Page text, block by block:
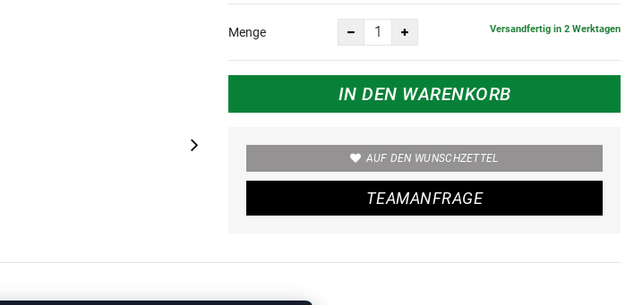
Menge Versandfertig in 2 Werktagen
IN DEN WARENKORB
AUF DEN WUNSCHZETTEL
TEAMANFRAGE